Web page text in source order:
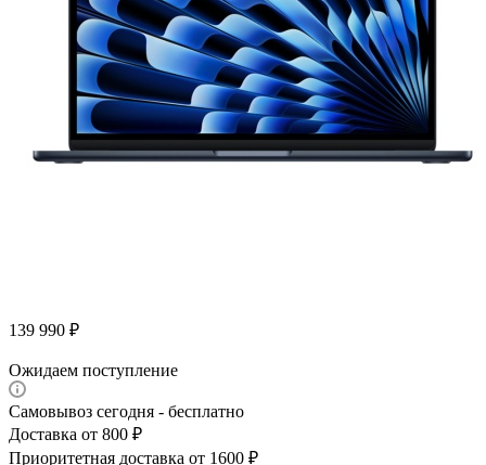
139 990 ₽
Ожидаем поступление
Самовывоз сегодня - бесплатно
Доставка от 800 ₽
Приоритетная доставка от 1600 ₽